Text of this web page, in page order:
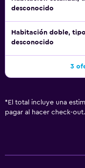
desconocido
Habitación doble,
desconocido
3
* El total incluye una
pagar al hacer check-out.